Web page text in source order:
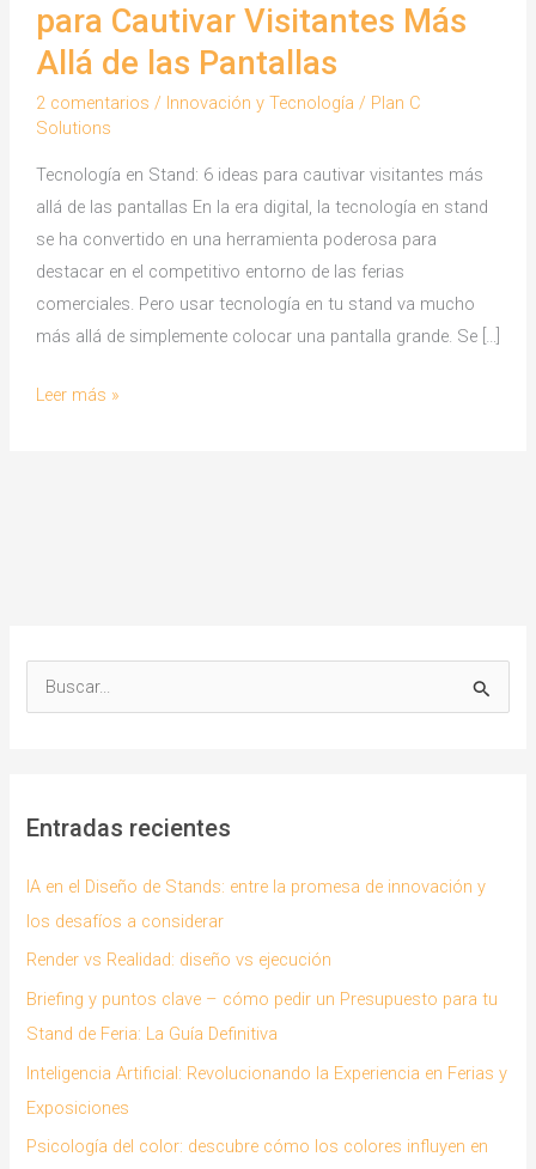
para Cautivar Visitantes Más
Allá de las Pantallas
2 comentarios / Innovación y Tecnología / Plan C
Solutions
Tecnología en Stand: 6 ideas para cautivar visitantes más
allá de las pantallas En la era digital, la tecnología en stand
se ha convertido en una herramienta poderosa para
destacar en el competitivo entorno de las ferias
comerciales. Pero usar tecnología en tu stand va mucho
más allá de simplemente colocar una pantalla grande. Se […]
Tecnología
Allá
de
Leer más »
u
a
p
o
r
:
Entradas recientes
IA en el Diseño de Stands: entre la promesa de innovación y
los desafíos a considerar
Render vs Realidad: diseño vs ejecución
Briefing y puntos clave – cómo pedir un Presupuesto para tu
Stand de Feria: La Guía Definitiva
Inteligencia Artificial: Revolucionando la Experiencia en Ferias y
Exposiciones
Psicología del color: descubre cómo los colores influyen en